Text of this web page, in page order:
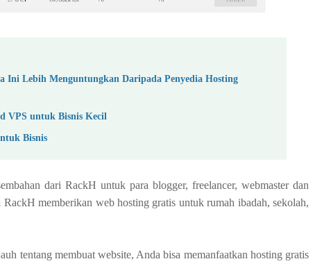
Ini Lebih Menguntungkan Daripada Penyedia Hosting
VPS untuk Bisnis Kecil
Bisnis
dari RackH untuk para blogger, freelancer, webmaster dan
memberikan web hosting gratis untuk rumah ibadah, sekolah,
tentang membuat website, Anda bisa memanfaatkan hosting gratis